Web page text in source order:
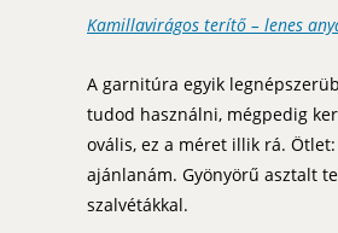
Kamillavirágos terítő – lenes
A garnitúra egyik
tudod használni, mégpedig
ovális, ez a méret illik rá.
ajánlanám. Gyönyörű asztalt
szalvétákkal.